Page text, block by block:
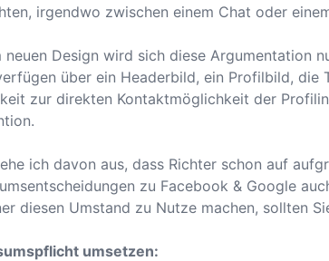
irgendwo zwischen einem Chat oder
neuen Design wird sich diese Argumentation
über ein Headerbild, ein Profilbild, die
zur direkten Kontaktmöglichkeit der
ich davon aus, dass Richter schon auf
zu Facebook & Google
diesen Umstand zu Nutze machen, sollten
umsetzen: